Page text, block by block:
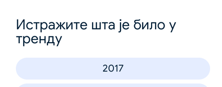
Истражите шта је било у
тренду
2017